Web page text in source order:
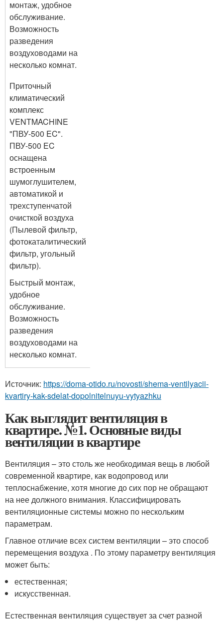
монтаж, удобное
обслуживание.
Возможность
разведения
воздуховодами на
несколько комнат.
Приточный
климатический
комплекс
VENTMACHINE
"ПВУ-500 EC".
ПВУ-500 EC
оснащена
встроенным
шумоглушителем,
автоматикой и
трехступенчатой
очисткой воздуха
(Пылевой фильтр,
фотокаталитический
фильтр, угольный
фильтр).
Быстрый монтаж,
удобное
обслуживание.
Возможность
разведения
воздуховодами на
несколько комнат.
Источник: https://doma-otido.ru/novosti/shema-ventilyacii-
kvartiry-kak-sdelat-dopolnitelnuyu-vytyazhku
Как выглядит вентиляция в
квартире. №1. Основные виды
вентиляции в квартире
Вентиляция – это столь же необходимая вещь в любой
современной квартире, как водопровод или
теплоснабжение, хотя многие до сих пор не обращают
на нее должного внимания. Классифицировать
вентиляционные системы можно по нескольким
параметрам.
Главное отличие всех систем вентиляции – это способ
перемещения воздуха . По этому параметру вентиляция
может быть:
естественная;
искусственная.
Естественная вентиляция существует за счет разной